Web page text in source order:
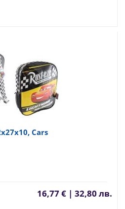
Cars
16,77 € | 32,80 лв.